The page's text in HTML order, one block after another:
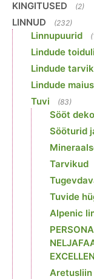
KINGITUSED (2)
LINNUD (232)
Linnupuurid
Lindude
Lindude
Lindude
Tuvi (83)
Sööt
Sööturid
Tarvikud
Tuvide
Alpenic